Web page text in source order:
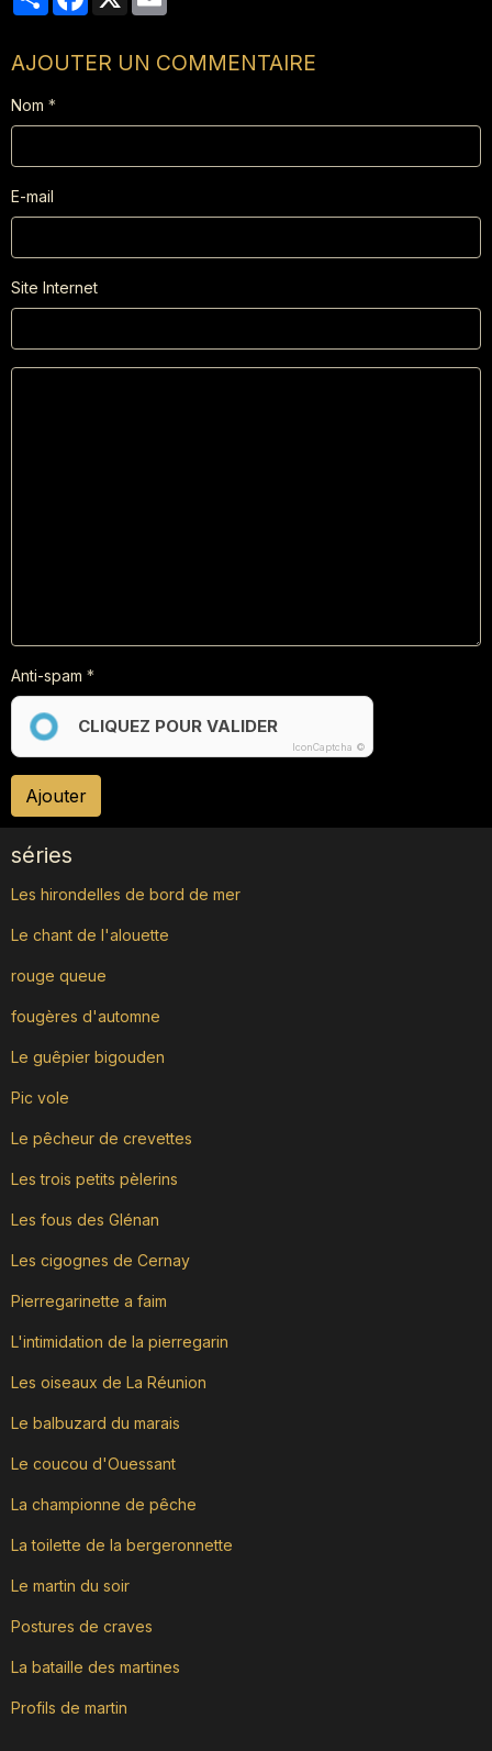
AJOUTER UN COMMENTAIRE
Nom
E-mail
Site Internet
Anti-spam
CLIQUEZ POUR VALIDER
IconCaptcha ©
Ajouter
séries
Les hirondelles de bord de mer
Le chant de l'alouette
rouge queue
fougères d'automne
Le guêpier bigouden
Pic vole
Le pêcheur de crevettes
Les trois petits pèlerins
Les fous des Glénan
Les cigognes de Cernay
Pierregarinette a faim
L'intimidation de la pierregarin
Les oiseaux de La Réunion
Le balbuzard du marais
Le coucou d'Ouessant
La championne de pêche
La toilette de la bergeronnette
Le martin du soir
Postures de craves
La bataille des martines
Profils de martin